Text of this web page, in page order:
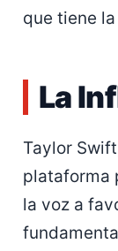
que tiene
La
Taylor
plataforma
la voz a